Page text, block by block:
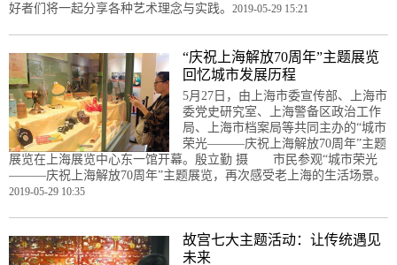
好者们将一起分享各种艺术理念与实践。 2019-05-29 15:21
“庆祝上海解放70周年”主题展览
回忆城市发展历程
5月27日，由上海市委宣传部、上海市
委党史研究室、上海警备区政治工作
局、上海市档案局等共同主办的“城市
荣光———庆祝上海解放70周年”主题
展览在上海展览中心东一馆开幕。殷立勤 摄 市民参观“城市荣光
———庆祝上海解放70周年”主题展览，再次感受老上海的生活场景。
2019-05-29 10:35
故宫七大主题活动：让传统遇见
未来